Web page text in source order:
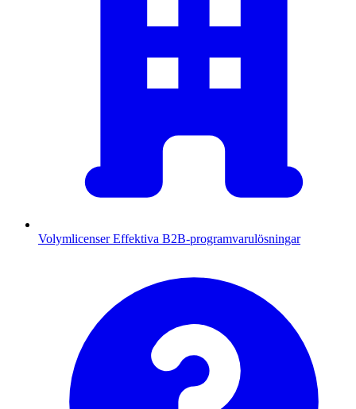
Volymlicenser Effektiva B2B-programvarulösningar